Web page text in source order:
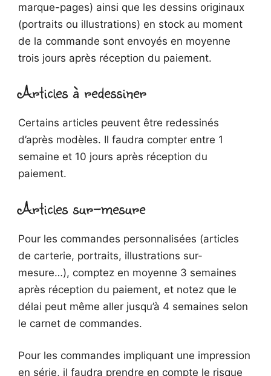
marque-pages) ainsi que les dessins originaux
(portraits ou illustrations) en stock au moment
de la commande sont envoyés en moyenne
trois jours après réception du paiement.
Articles à redessiner
Certains articles peuvent être redessinés
d’après modèles. Il faudra compter entre 1
semaine et 10 jours après réception du
paiement.
Articles sur-mesure
Pour les commandes personnalisées (articles
de carterie, portraits, illustrations sur-
mesure…), comptez en moyenne 3 semaines
après réception du paiement, et notez que le
délai peut même aller jusqu’à 4 semaines selon
le carnet de commandes.
Pour les commandes impliquant une impression
en série, il faudra prendre en compte le risque